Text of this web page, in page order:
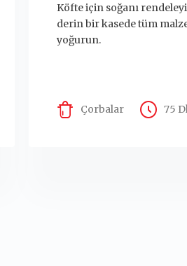
Köfte için soğanı
derin bir kasede tüm
yoğurun.
Çorbalar 75